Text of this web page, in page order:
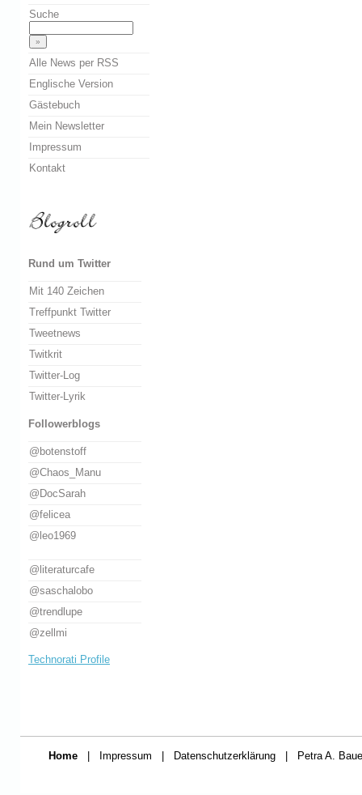
Suche
Alle News per RSS
Englische Version
Gästebuch
Mein Newsletter
Impressum
Kontakt
Rund um Twitter
Mit 140 Zeichen
Treffpunkt Twitter
Tweetnews
Twitkrit
Twitter-Log
Twitter-Lyrik
Followerblogs
@botenstoff
@Chaos_Manu
@DocSarah
@felicea
@leo1969
@literaturcafe
@saschalobo
@trendlupe
@zellmi
Technorati Profile
Home Impressum Datenschutzerklärung Petra A.